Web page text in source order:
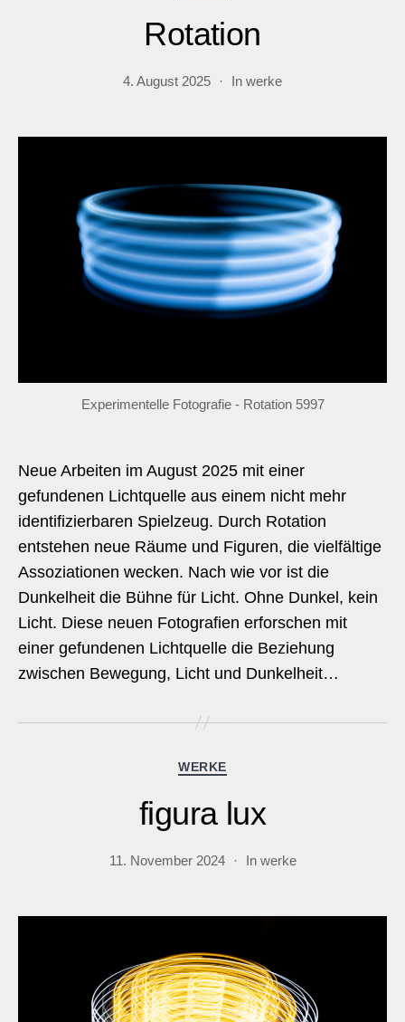
Rotation
4. August 2025 In werke
Experimentelle Fotografie - Rotation 5997
Neue Arbeiten im August 2025 mit einer
gefundenen Lichtquelle aus einem nicht mehr
identifizierbaren Spielzeug. Durch Rotation
entstehen neue Räume und Figuren, die vielfältige
Assoziationen wecken. Nach wie vor ist die
Dunkelheit die Bühne für Licht. Ohne Dunkel, kein
Licht. Diese neuen Fotografien erforschen mit
einer gefundenen Lichtquelle die Beziehung
zwischen Bewegung, Licht und Dunkelheit…
Kategorien
WERKE
figura lux
11. November 2024 In werke